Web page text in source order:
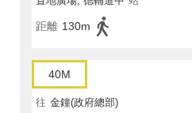
距離 130m
40M
往 金鐘(政府總部)